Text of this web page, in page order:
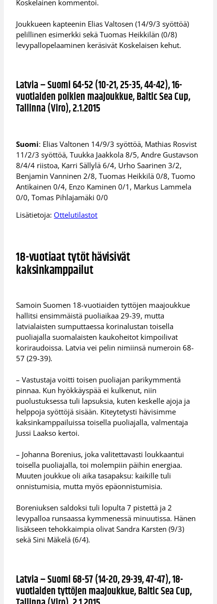
Koskelainen kommentoi.
Joukkueen kapteenin Elias Valtosen (14/9/3 syöttöä)
pelillinen esimerkki sekä Tuomas Heikkilän (0/8)
levypallopelaaminen keräsivät Koskelaisen kehut.
Latvia – Suomi 64-52 (10-21, 25-35, 44-42), 16-
vuotiaiden poikien maajoukkue, Baltic Sea Cup,
Tallinna (Viro), 2.1.2015
Suomi: Elias Valtonen 14/9/3 syöttöä, Mathias Rosvist
11/2/3 syöttöä, Tuukka Jaakkola 8/5, Andre Gustavson
8/4/4 riistoa, Karri Sällylä 6/4, Urho Saarinen 3/2,
Benjamin Vanninen 2/8, Tuomas Heikkilä 0/8, Tuomo
Antikainen 0/4, Enzo Kaminen 0/1, Markus Lammela
0/0, Tomas Pihlajamäki 0/0
Lisätietoja: Ottelutilastot
18-vuotiaat tytöt hävisivät
kaksinkamppailut
Samoin Suomen 18-vuotiaiden tyttöjen maajoukkue
hallitsi ensimmäistä puoliaikaa 29-39, mutta
latvialaisten sumputtaessa korinalustan toisella
puoliajalla suomalaisten kaukoheitot kimpoilivat
koriraudoissa. Latvia vei pelin nimiinsä numeroin 68-
57 (29-39).
– Vastustaja voitti toisen puoliajan parikymmentä
pinnaa. Kun hyökkäyspää ei kulkenut, niin
puolustuksessa tuli lapsuksia, kuten keskelle ajoja ja
helppoja syöttöjä sisään. Kiteytetysti hävisimme
kaksinkamppailuissa toisella puoliajalla, valmentaja
Jussi Laakso kertoi.
– Johanna Borenius, joka valitettavasti loukkaantui
toisella puoliajalla, toi molempiin päihin energiaa.
Muuten joukkue oli aika tasapaksu: kaikille tuli
onnistumisia, mutta myös epäonnistumisia.
Boreniuksen saldoksi tuli lopulta 7 pistettä ja 2
levypalloa runsaassa kymmenessä minuutissa. Hänen
lisäkseen tehokkaimpia olivat Sandra Karsten (9/3)
sekä Sini Mäkelä (6/4).
Latvia – Suomi 68-57 (14-20, 29-39, 47-47), 18-
vuotiaiden tyttöjen maajoukkue, Baltic Sea Cup,